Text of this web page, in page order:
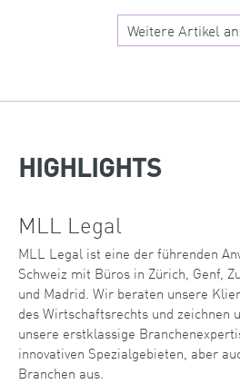
Weitere Artikel
HIGHLIGHTS
MLL Legal
MLL Legal ist eine der führenden
Schweiz mit Büros in Zürich, Genf,
und Madrid. Wir beraten unsere
des Wirtschaftsrechts und zeichnen
unsere erstklassige
innovativen Spezialgebieten, aber
Branchen aus.